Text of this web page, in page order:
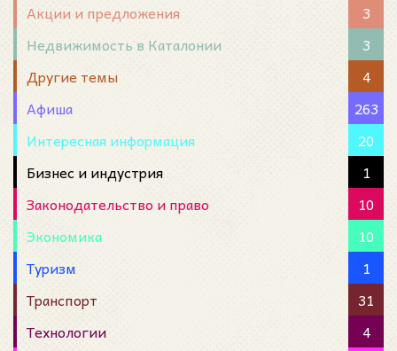
Акции и предложения
3
Недвижимость в Каталонии
3
Другие темы
4
Афиша
263
Интересная информация
20
Бизнес и индустрия
1
Законодательство и право
10
Экономика
10
Туризм
1
Транспорт
31
Технологии
4